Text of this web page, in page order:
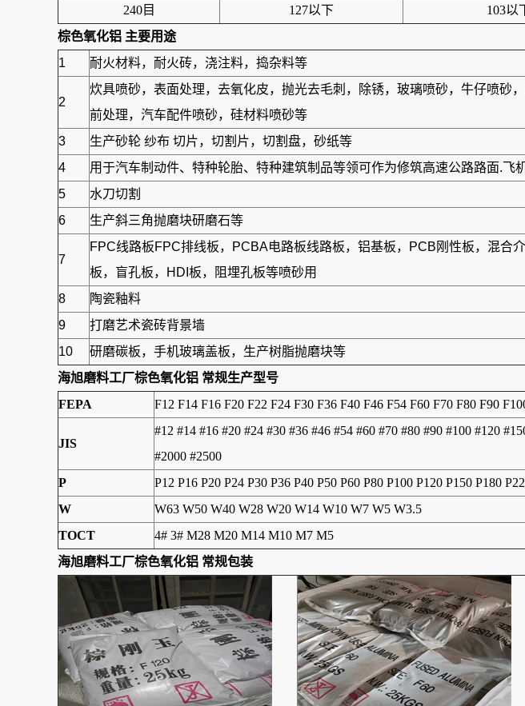
240目
127以下 103以
棕色氧化铝 主要用途
1
耐火材料，耐火砖，浇注料，捣杂料等
2
炊具喷砂，表面处理，去氧化皮，抛光去毛刺，除锈，玻璃喷砂，牛仔喷砂
前处理，汽车配件喷砂，硅材料喷砂等
3
生产砂轮 纱布 切片，切割片，切割盘，砂纸等
4
用于汽车制动件、特种轮胎、特种建筑制品等领可作为修筑高速公路路面.飞
5
水刀切割
6
生产斜三角抛磨块研磨石等
7
FPC线路板FPC排线板，PCBA电路板线路板，铝基板，PCB刚性板，混合
板，盲孔板，HDI板，阻埋孔板等喷砂用
8
陶瓷釉料
9
打磨艺术瓷砖背景墙
10
研磨碳板，手机玻璃盖板，生产树脂抛磨块等
海旭磨料工厂棕色氧化铝 常规生产型号
FEPA
F12 F14 F16 F20 F22 F24 F30 F36 F40 F46 F54 F60 F70 F80 F90
JIS
#12 #14 #16 #20 #24 #30 #36 #46 #54 #60 #70 #80 #90 #100 #120
#2000 #2500
P
P12 P16 P20 P24 P30 P36 P40 P50 P60 P80 P100 P120 P150 P180
W
W63 W50 W40 W28 W20 W14 W10 W7 W5 W3.5
TOCT
4# 3# M28 M20 M14 M10 M7 M5
海旭磨料工厂棕色氧化铝 常规包装